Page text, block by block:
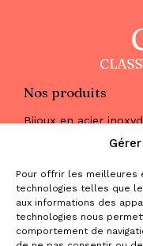
Pour offrir les meilleures
technologies telles que
aux informations des
technologies nous
comportement de
Nos produits
Bijoux en acier
Maquillage
Parfums
Nous trouver
& nous contacter